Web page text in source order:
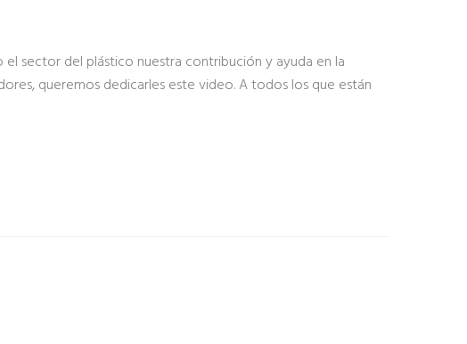
sector del plástico nuestra contribución y ayuda en la
queremos dedicarles este video. A todos los que están